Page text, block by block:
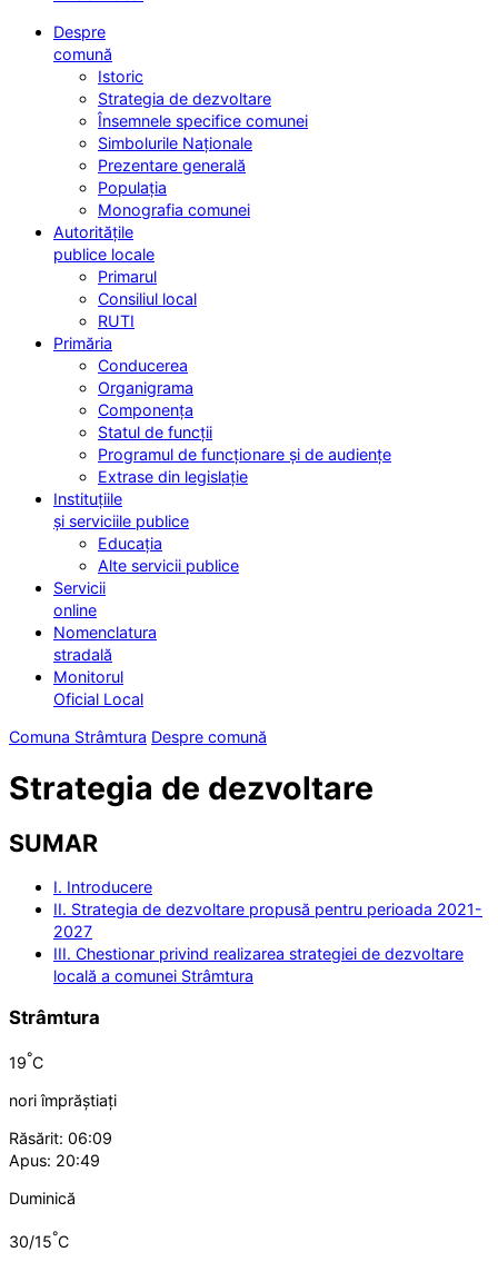
Despre
comună
Istoric
Strategia de dezvoltare
Însemnele specifice comunei
Simbolurile Naționale
Prezentare generală
Populația
Monografia comunei
Autoritățile
publice locale
Primarul
Consiliul local
RUTI
Primăria
Conducerea
Organigrama
Componența
Statul de funcții
Programul de funcționare și de audiențe
Extrase din legislație
Instituțiile
și serviciile publice
Educația
Alte servicii publice
Servicii
online
Nomenclatura
stradală
Monitorul
Oficial Local
Comuna Strâmtura Despre comună
Strategia de dezvoltare
SUMAR
I. Introducere
II. Strategia de dezvoltare propusă pentru perioada 2021-
2027
III. Chestionar privind realizarea strategiei de dezvoltare
locală a comunei Strâmtura
Strâmtura
19°C
nori împrăștiați
Răsărit: 06:09
Apus: 20:49
Duminică
30/15°C